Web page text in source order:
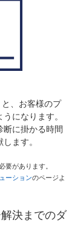
、お客様のプ
になります。
断に掛かる時間
ます。
要があります。
ーションのページよ
決までのダ